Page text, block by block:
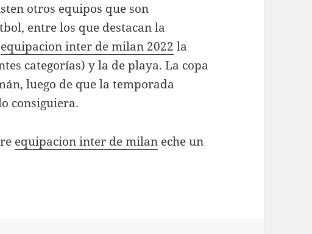
otros equipos que son
entre los que destacan la
equipacion inter de milan 2022 la
categorías) y la de playa. La copa
luego de que la temporada
consiguiera.
equipacion inter de milan eche un